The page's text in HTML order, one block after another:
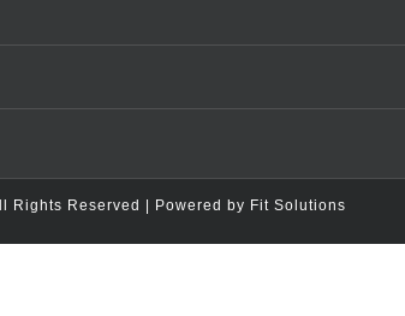
Rights Reserved | Powered by Fit Solutions